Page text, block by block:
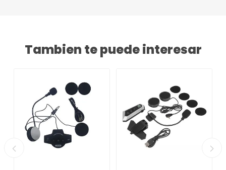
Tambien te puede interesar